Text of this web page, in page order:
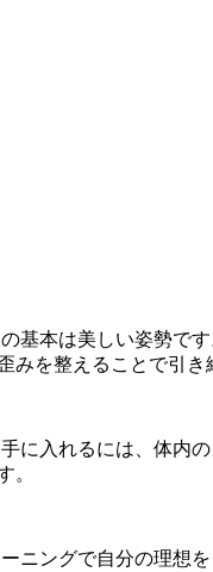
基本は美しい姿勢で
を整えることで引
に入れるには、体内
。
ニングで自分の理想